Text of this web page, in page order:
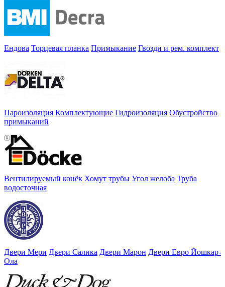
Ендова Торцевая планка Примыкание Гвозди и рем. комплект
Пароизоляция Комплектующие Гидроизоляция Обустройство
примыканий
Вентилируемый конёк Хомут трубы Угол желоба Труба
водосточная
Двери Мери Двери Салика Двери Марон Двери Евро Йошкар-
Ола